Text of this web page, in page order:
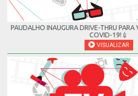
PAUDALHO INAUGURA DRIVE-THRU
COVID-19!💉
VISUALIZAR